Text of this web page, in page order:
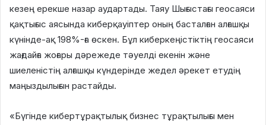
кезең ерекше назар аудартады. Таяу Шығыстағы геосаяси
қақтығыс аясында киберқауіптер оның басталған алғашқы
күнінде-ақ 198%-ға өскен. Бұл киберкеңістіктің геосаяси
жағдайға жоғары дәрежеде тәуелді екенін және
шиеленістің алғашқы күндерінде жедел әрекет етудің
маңыздылығын растайды.
«Бүгінде кибертұрақтылық бизнес тұрақтылығы мен